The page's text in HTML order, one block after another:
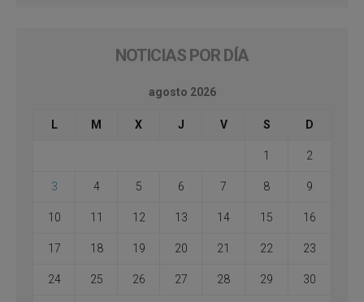
NOTICIAS POR DÍA
agosto 2026
L M X J V S D
1 2
3 4 5 6 7 8 9
10 11 12 13 14 15 16
17 18 19 20 21 22 23
24 25 26 27 28 29 30